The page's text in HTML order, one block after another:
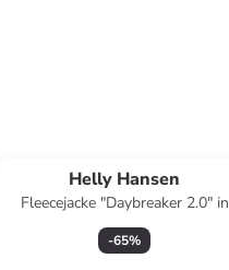
Helly Hansen
Fleecejacke "Daybreaker 2.0" in
Dunkelblau
-65%